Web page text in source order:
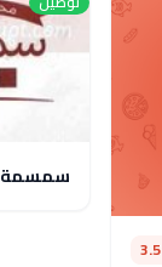
3.5
سمسمة